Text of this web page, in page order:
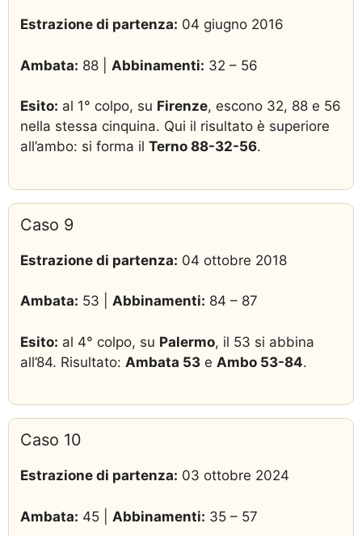
Estrazione di partenza: 04 giugno 2016
Ambata: 88 | Abbinamenti: 32 – 56
Esito: al 1° colpo, su Firenze, escono 32, 88 e 56
nella stessa cinquina. Qui il risultato è superiore
all’ambo: si forma il Terno 88-32-56.
Caso 9
Estrazione di partenza: 04 ottobre 2018
Ambata: 53 | Abbinamenti: 84 – 87
Esito: al 4° colpo, su Palermo, il 53 si abbina
all’84. Risultato: Ambata 53 e Ambo 53-84.
Caso 10
Estrazione di partenza: 03 ottobre 2024
Ambata: 45 | Abbinamenti: 35 – 57